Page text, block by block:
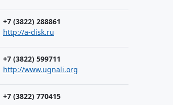
+7 (3822) 288861
http://a-disk.ru
+7 (3822) 599711
http://www.ugnali.org
+7 (3822) 770415